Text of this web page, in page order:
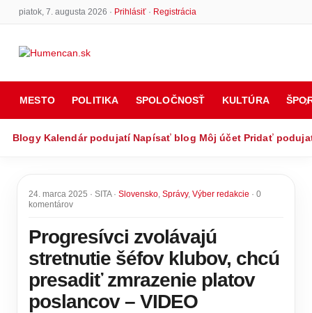
piatok, 7. augusta 2026 · Prihlásiť· Registrácia
MESTO POLITIKA SPOLOČNOSŤ KULTÚRA
Blogy Kalendár podujatí Napísať blog Môj účet Pridať
24. marca 2025 · SITA · Slovensko, Správy, Výber redakcie · 0
komentárov
Progresívci zvolávajú
stretnutie šéfov klubov, chcú
presadiť zmrazenie platov
poslancov – VIDEO